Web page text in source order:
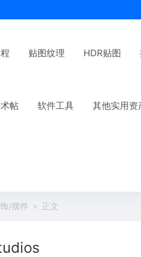
贴图纹理 HDR贴图
帖 软件工具 其他实用资
/摆件 正文